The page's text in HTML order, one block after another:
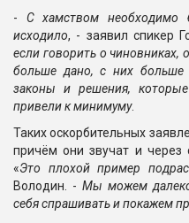
- С хамством необходимо
исходило, - заявил спикер
если говорить о чиновниках,
больше дано, с них
законы и решения,
привели к минимуму.
Таких оскорбительных
причём они звучат и через
«Это плохой пример
Володин. - Мы можем
себя спрашивать и покажем